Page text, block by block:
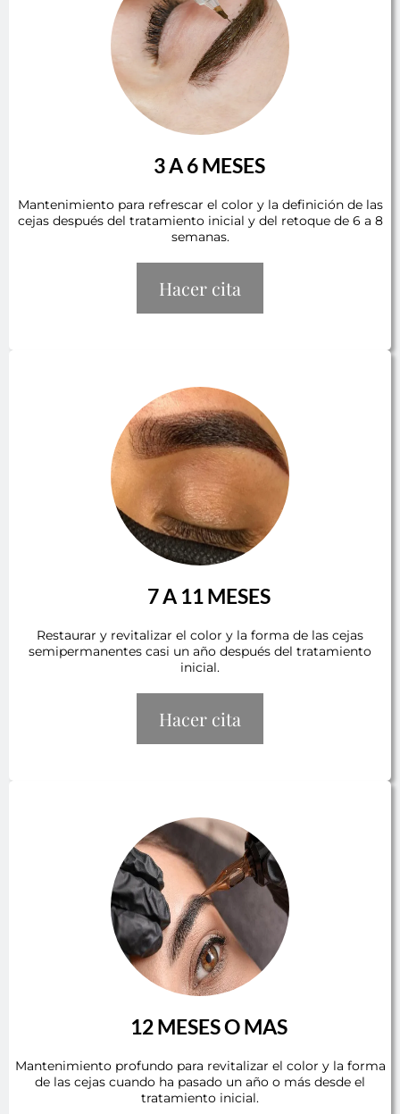
3 A 6 MESES
Mantenimiento para refrescar el color y la definición de las
cejas después del tratamiento inicial y del retoque de 6 a 8
semanas.
Hacer cita
7 A 11 MESES
Restaurar y revitalizar el color y la forma de las cejas
semipermanentes casi un año después del tratamiento
inicial.
Hacer cita
12 MESES O MAS
Mantenimiento profundo para revitalizar el color y la forma
de las cejas cuando ha pasado un año o más desde el
tratamiento inicial.